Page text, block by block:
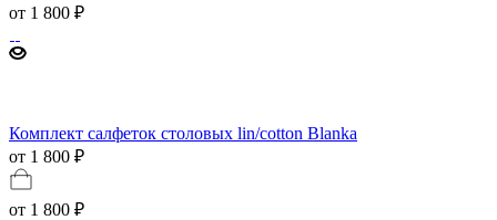
от 1 800 ₽
Комплект салфеток столовых lin/cotton Blanka
от 1 800 ₽
от 1 800 ₽